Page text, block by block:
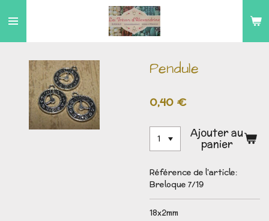
au
Pendule
0,40 €
Ajouter au
panier
Référence de l'article:
Breloque 7/19
18x2mm